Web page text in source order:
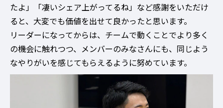
たよ」「凄いシェア上がってるね」など感謝をいただけ
ると、大変でも価値を出せて良かったと思います。
リーダーになってからは、チームで動くことでより多く
の機会に触れつつ、メンバーのみなさんにも、同じよう
なやりがいを感じてもらえるように努めています。